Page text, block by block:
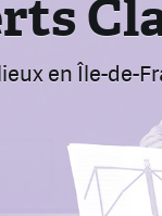
en Île-de-
lieuxen Île-